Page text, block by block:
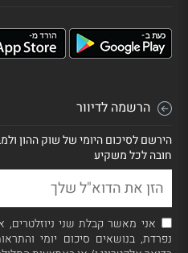
הרשמה לדיוור
הירשם לסיכום היומי של שוק ההון
חובה לכל משקיע
אני מאשר קבלת שני
נפרדת, בנושאים סיכום יומי